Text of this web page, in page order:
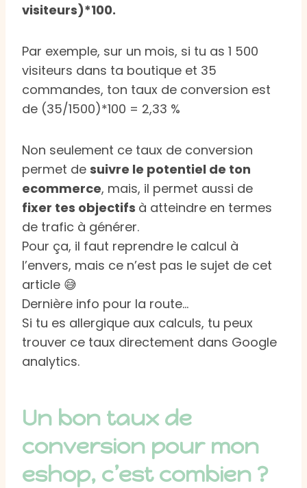
visiteurs)*100.
Par exemple, sur un mois, si tu as 1 500
visiteurs dans ta boutique et 35
commandes, ton taux de conversion est
de (35/1500)*100 = 2,33 %
Non seulement ce taux de conversion
permet de suivre le potentiel de ton
ecommerce, mais, il permet aussi de
fixer tes objectifs à atteindre en termes
de trafic à générer.
Pour ça, il faut reprendre le calcul à
l’envers, mais ce n’est pas le sujet de cet
article 😅
Dernière info pour la route…
Si tu es allergique aux calculs, tu peux
trouver ce taux directement dans Google
analytics.
Un bon taux de
conversion pour mon
eshop, c’est combien ?